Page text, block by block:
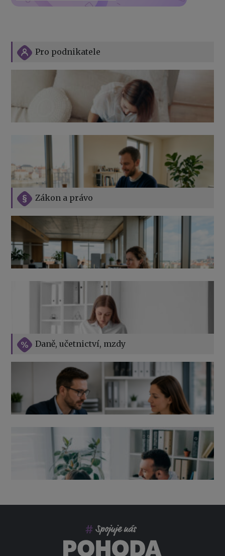
Daně, učetnictví, mzdy
Zákon a právo
Vše o překážkách v práci na straně zaměstnavatele
Výpověď ze zdravotních důvodů 2026 – průvodce pro
zaměstnavatele
Pro podnikatele
Jak na podnikání při rodičovské dovolené
Přehledy pro OSSZ a zdravotní pojišťovny – jak na ně
v roce 2026